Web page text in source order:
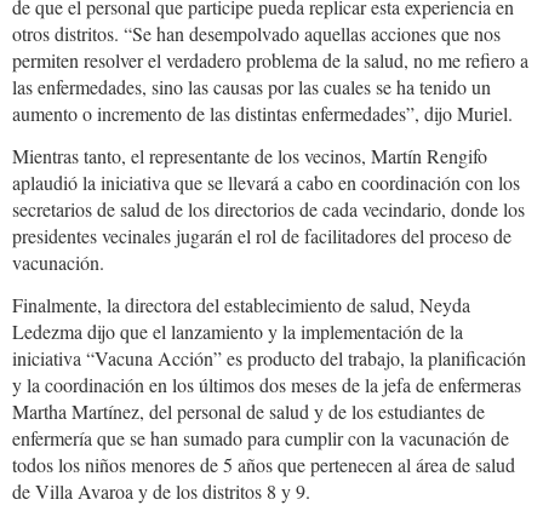
de que el personal que participe pueda replicar esta experiencia en
otros distritos. “Se han desempolvado aquellas acciones que nos
permiten resolver el verdadero problema de la salud, no me refiero a
las enfermedades, sino las causas por las cuales se ha tenido un
aumento o incremento de las distintas enfermedades”, dijo Muriel.
Mientras tanto, el representante de los vecinos, Martín Rengifo
aplaudió la iniciativa que se llevará a cabo en coordinación con los
secretarios de salud de los directorios de cada vecindario, donde los
presidentes vecinales jugarán el rol de facilitadores del proceso de
vacunación.
Finalmente, la directora del establecimiento de salud, Neyda
Ledezma dijo que el lanzamiento y la implementación de la
iniciativa “Vacuna Acción” es producto del trabajo, la planificación
y la coordinación en los últimos dos meses de la jefa de enfermeras
Martha Martínez, del personal de salud y de los estudiantes de
enfermería que se han sumado para cumplir con la vacunación de
todos los niños menores de 5 años que pertenecen al área de salud
de Villa Avaroa y de los distritos 8 y 9.